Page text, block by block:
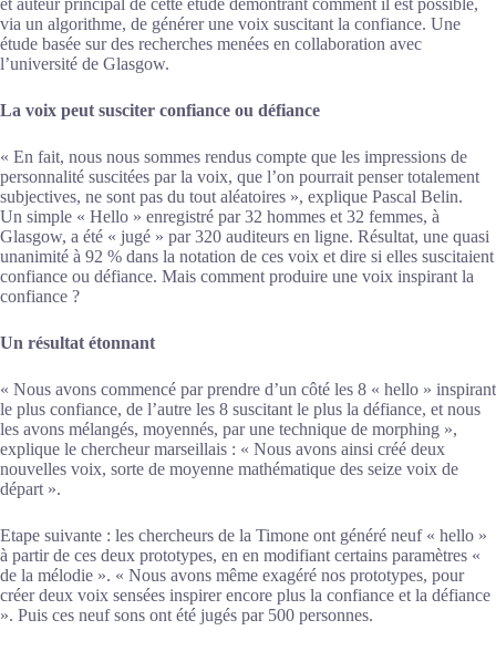
et auteur principal de cette étude démontrant comment il est possible,
via un algorithme, de générer une voix suscitant la confiance. Une
étude basée sur des recherches menées en collaboration avec
l’université de Glasgow.
La voix peut susciter confiance ou défiance
« En fait, nous nous sommes rendus compte que les impressions de
personnalité suscitées par la voix, que l’on pourrait penser totalement
subjectives, ne sont pas du tout aléatoires », explique Pascal Belin.
Un simple « Hello » enregistré par 32 hommes et 32 femmes, à
Glasgow, a été « jugé » par 320 auditeurs en ligne. Résultat, une quasi
unanimité à 92 % dans la notation de ces voix et dire si elles suscitaient
confiance ou défiance. Mais comment produire une voix inspirant la
confiance ?
Un résultat étonnant
« Nous avons commencé par prendre d’un côté les 8 « hello » inspirant
le plus confiance, de l’autre les 8 suscitant le plus la défiance, et nous
les avons mélangés, moyennés, par une technique de morphing »,
explique le chercheur marseillais : « Nous avons ainsi créé deux
nouvelles voix, sorte de moyenne mathématique des seize voix de
départ ».
Etape suivante : les chercheurs de la Timone ont généré neuf « hello »
à partir de ces deux prototypes, en en modifiant certains paramètres «
de la mélodie ». « Nous avons même exagéré nos prototypes, pour
créer deux voix sensées inspirer encore plus la confiance et la défiance
». Puis ces neuf sons ont été jugés par 500 personnes.